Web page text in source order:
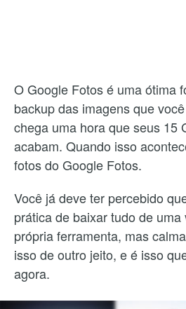
O Google Fotos é uma ótima
backup das imagens que
chega uma hora que seus 15
acabam. Quando isso
fotos do Google Fotos.
Você já deve ter percebido
prática de baixar tudo de
própria ferramenta, mas
isso de outro jeito, e é isso
agora.